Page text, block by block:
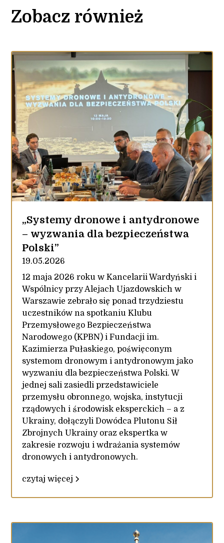
Zobacz również
„Systemy dronowe i antydronowe
– wyzwania dla bezpieczeństwa
Polski”
19.05.2026
12 maja 2026 roku w Kancelarii Wardyński i
Wspólnicy przy Alejach Ujazdowskich w
Warszawie zebrało się ponad trzydziestu
uczestników na spotkaniu Klubu
Przemysłowego Bezpieczeństwa
Narodowego (KPBN) i Fundacji im.
Kazimierza Pułaskiego, poświęconym
systemom dronowym i antydronowym jako
wyzwaniu dla bezpieczeństwa Polski. W
jednej sali zasiedli przedstawiciele
przemysłu obronnego, wojska, instytucji
rządowych i środowisk eksperckich – a z
Ukrainy, dołączyli Dowódca Plutonu Sił
Zbrojnych Ukrainy oraz ekspertka w
zakresie rozwoju i wdrażania systemów
dronowych i antydronowych.
czytaj więcej